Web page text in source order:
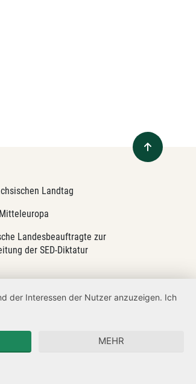
Landtag
Landesbeauftragte zur
der SED-Diktatur
der Interessen der Nutzer anzuzeigen. Ich
MEHR